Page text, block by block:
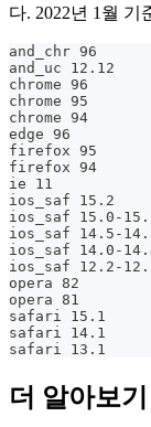
다. 2022년 1월 기
and_chr 96
and_uc 12.12
chrome 96
chrome 95
chrome 94
edge 96
firefox 95
firefox 94
ie 11
ios_saf 15.2
ios_saf 15.0-
ios_saf 14.5-
ios_saf 14.0-
ios_saf 12.2-
opera 82
opera 81
safari 15.1
safari 14.1
safari 13.1
더 알아보기